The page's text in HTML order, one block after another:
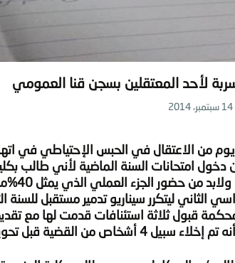
لأحد المعتقلين بسجن قنا العمومي
14 سبتمبر، 2014
بعد 388 يوم من الاعتقال في الحبس الإحتياطي
امتحانات السنة الماضية لأني طالب
الثاني ليتكرر سيناريو تدمير مستقبل للسنة
قبول ثلاثة استئنافات قدمت لها مع
أشخاص من القضية قبل تحويلها إلى محكمة الجنايات .